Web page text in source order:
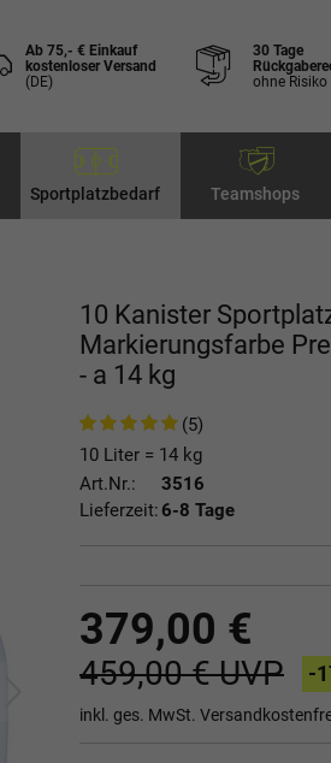
Ab 75,- € Einkauf
kostenloser Versand
(DE)
30 Tage
ohne Risiko
Sportplatzbedarf Teamshops
10 Kanister
Markierungsfarbe
- a 14 kg
(5)
10 Liter = 14 kg
Art.Nr.:
3516
Lieferzeit:6-8 Tage
379,00 €
459,00 €UVP -
inkl. ges. MwSt.